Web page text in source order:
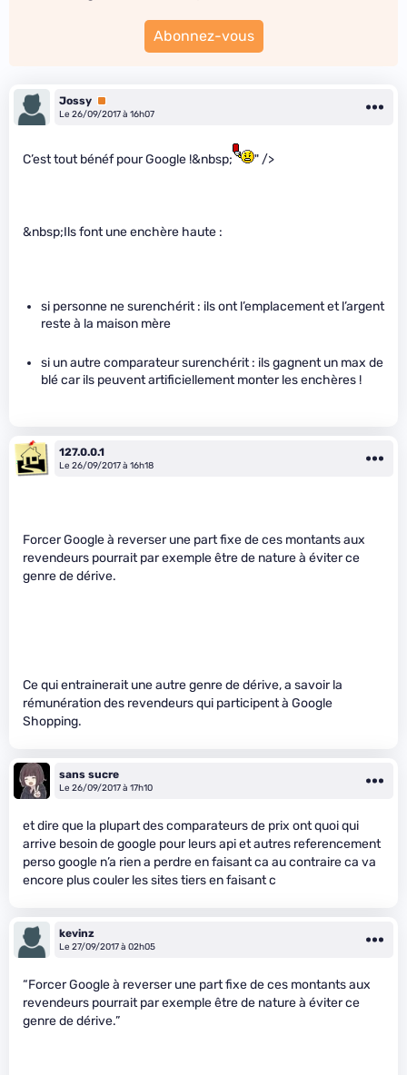
Abonnez-vous
Jossy Premium
Le 26/09/2017 à 16h07
C’est tout bénéf pour Google !&nbsp; " />
&nbsp;Ils font une enchère haute :
si personne ne surenchérit : ils ont l’emplacement et l’argent
reste à la maison mère
si un autre comparateur surenchérit : ils gagnent un max de
blé car ils peuvent artificiellement monter les enchères !
127.0.0.1
Le 26/09/2017 à 16h18
Forcer Google à reverser une part fixe de ces montants aux
revendeurs pourrait par exemple être de nature à éviter ce
genre de dérive.
Ce qui entrainerait une autre genre de dérive, a savoir la
rémunération des revendeurs qui participent à Google
Shopping.
sans sucre
Le 26/09/2017 à 17h10
et dire que la plupart des comparateurs de prix ont quoi qui
arrive besoin de google pour leurs api et autres referencement
perso google n’a rien a perdre en faisant ca au contraire ca va
encore plus couler les sites tiers en faisant c
kevinz
Le 27/09/2017 à 02h05
“Forcer Google à reverser une part fixe de ces montants aux
revendeurs pourrait par exemple être de nature à éviter ce
genre de dérive.”